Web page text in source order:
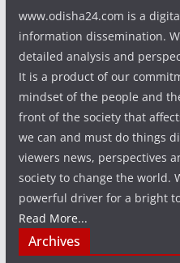
www.odisha24.com is a
information dissemination.
detailed analysis and
It is a product of our
mindset of the people and
front of the society that
we can and must do things
viewers news, perspectives
society to change the world.
powerful driver for a bright
Read More...
Archives